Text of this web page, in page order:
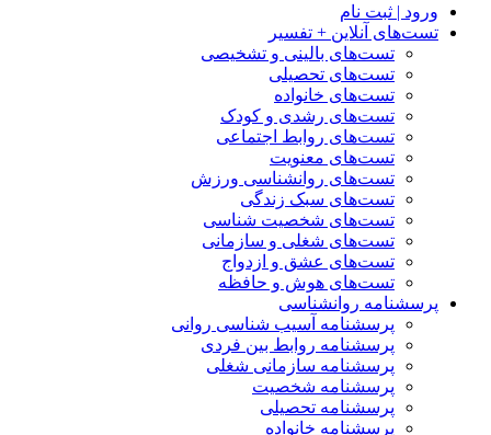
ورود | ثبت نام
تست‌های آنلاین + تفسیر
تست‌های بالینی و تشخیصی
تست‌های تحصیلی
تست‌های خانواده
تست‌های رشدی و کودک
تست‌های روابط اجتماعی
تست‌های معنویت
تست‌های روانشناسی ورزش
تست‌های سبک زندگی
تست‌های شخصیت شناسی
تست‌های شغلی و سازمانی
تست‌های عشق و ازدواج
تست‌های هوش و حافظه
پرسشنامه روانشناسی
پرسشنامه آسیب شناسی روانی
پرسشنامه روابط بین فردی
پرسشنامه سازمانی شغلی
پرسشنامه شخصیت
پرسشنامه تحصیلی
پرسشنامه خانواده